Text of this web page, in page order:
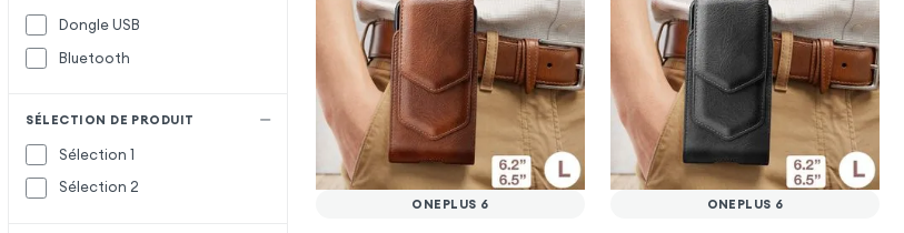
Dongle USB
Bluetooth
SÉLECTION DE PRODUIT
Sélection 1
Sélection 2
ONEPLUS 6 ONEPLUS 6